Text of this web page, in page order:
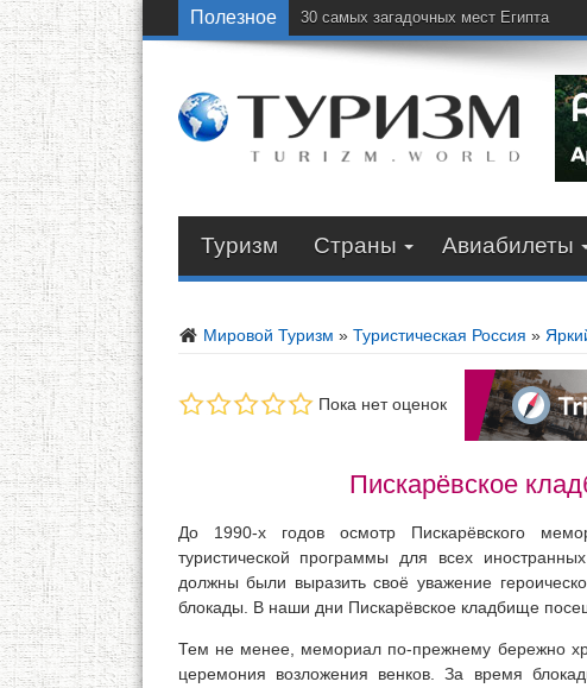
Полезное 30 самых загадочных мест Египта
Туризм Страны Авиабилеты
Мировой Туризм » Туристическая Россия »
Пока нет оценок
Пискарёвское
До 1990-х годов осмотр Пискарёвского
туристической программы для всех
должны были выразить своё уважение
блокады. В наши дни Пискарёвское кладбище
Тем не менее, мемориал по-прежнему бережно
церемония возложения венков. За время